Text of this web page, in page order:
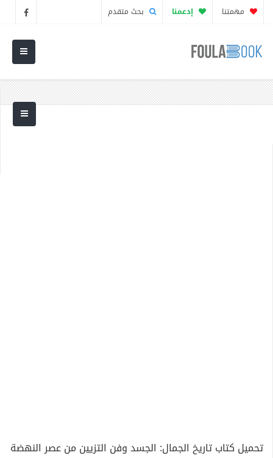
مهمتنا إدعمنا بحث متقدم
تحميل كتاب تاريخ الجمال: الجسد وفن التزيين من عصر النهضة